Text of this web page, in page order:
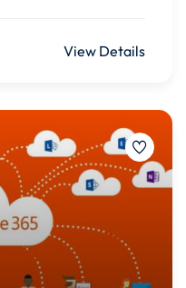
View Details